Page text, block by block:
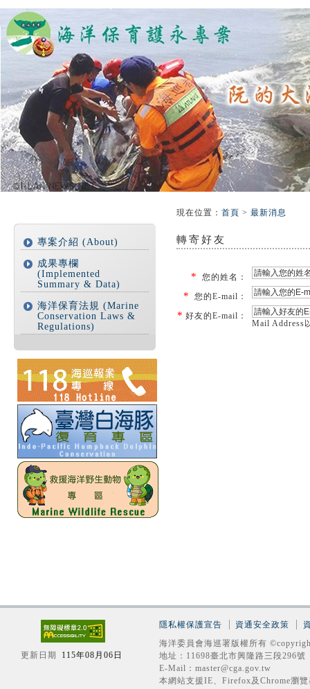
專案介紹 (About)
成果專欄
(Implemented
Summary & Data)
海洋保育法規 (Marine
Conservation Laws &
Regulations)
現在位置 ： 首頁 > 最新消息
轉寄好友
* 您的姓名：
* 您的E-mail：
* 好友的E-mail：
Mail Address
更新日期 115年08月06日
隱私權保護宣告 資通安全政策
海洋委員會海巡署版權所有
地址：11698臺北市興隆路三段296
E-Mail：master@cga.gov.tw
本網站支援IE、Firefox及Chrome瀏